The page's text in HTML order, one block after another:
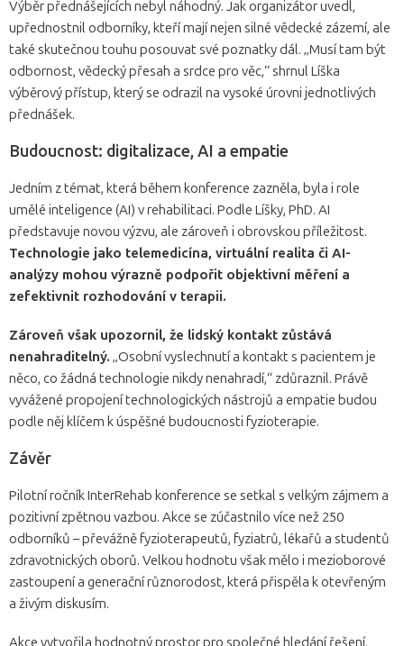
Výběr přednášejících nebyl náhodný. Jak organizátor uvedl,
upřednostnil odborníky, kteří mají nejen silné vědecké zázemí, ale
také skutečnou touhu posouvat své poznatky dál. „Musí tam být
odbornost, vědecký přesah a srdce pro věc,“ shrnul Líška
výběrový přístup, který se odrazil na vysoké úrovni jednotlivých
přednášek.
Budoucnost: digitalizace, AI a empatie
Jedním z témat, která během konference zazněla, byla i role
umělé inteligence (AI) v rehabilitaci. Podle Líšky, PhD. AI
představuje novou výzvu, ale zároveň i obrovskou příležitost.
Technologie jako telemedicína, virtuální realita či AI-
analýzy mohou výrazně podpořit objektivní měření a
zefektivnit rozhodování v terapii.
Zároveň však upozornil, že lidský kontakt zůstává
nenahraditelný. „Osobní vyslechnutí a kontakt s pacientem je
něco, co žádná technologie nikdy nenahradí,“ zdůraznil. Právě
vyvážené propojení technologických nástrojů a empatie budou
podle něj klíčem k úspěšné budoucnosti fyzioterapie.
Závěr
Pilotní ročník InterRehab konference se setkal s velkým zájmem a
pozitivní zpětnou vazbou. Akce se zúčastnilo více než 250
odborníků – převážně fyzioterapeutů, fyziatrů, lékařů a studentů
zdravotnických oborů. Velkou hodnotu však mělo i mezioborové
zastoupení a generační různorodost, která přispěla k otevřeným
a živým diskusím.
Akce vytvořila hodnotný prostor pro společné hledání řešení,